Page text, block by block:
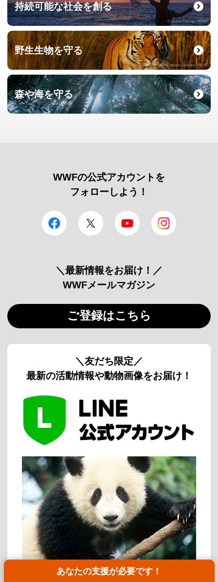
あなたの支援が必要です！
持続可能な社会を創る
© Martin Harvey / WWF
野生生物を守る
© naturepl.com / Francois Savigny / WWF
森や海を守る
© Roger Leguen / WWF
WWFの公式アカウントを
フォローしよう！
facebook Twitter YouTube
＼最新情報をお届け！／
WWFメールマガジン
ご登録はこちら
＼友だち限定／
最新の活動情報や動物画像をお届け！